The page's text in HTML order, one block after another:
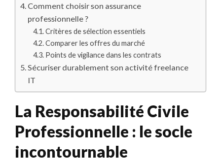
Comment choisir son assurance
professionnelle ?
Critères de sélection essentiels
Comparer les offres du marché
Points de vigilance dans les contrats
Sécuriser durablement son activité freelance
IT
La Responsabilité Civile
Professionnelle : le socle
incontournable